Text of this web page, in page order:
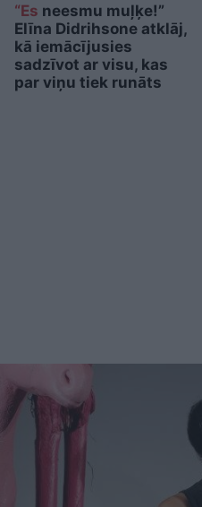
“Es neesmu muļķe!”
Elīna Didrihsone atklāj,
kā iemācījusies
sadzīvot ar visu, kas
par viņu tiek runāts